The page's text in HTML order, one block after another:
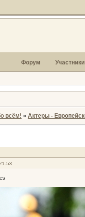
Форум Участники
всём! » Актеры -